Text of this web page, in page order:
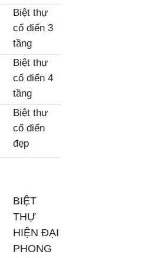
Biệt thự
cổ điển 3
tầng
Biệt thự
cổ điển 4
tầng
Biệt thự
cổ điển
đẹp
BIỆT
THỰ
HIỆN ĐẠI
PHONG